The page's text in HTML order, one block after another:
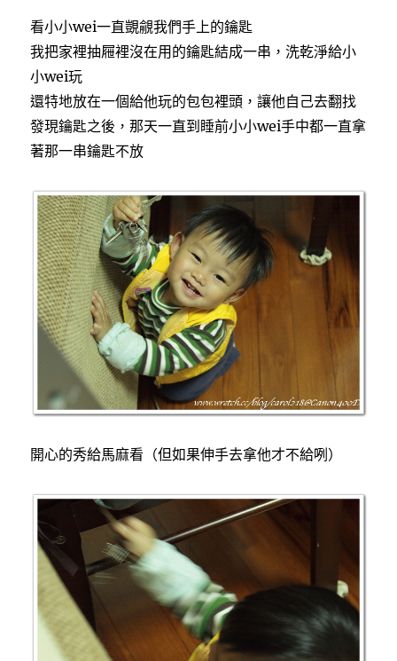
看小小wei一直覬覦我們手上的鑰匙
我把家裡抽屜裡沒在用的鑰匙結成一串，洗乾淨給小
小wei玩
還特地放在一個給他玩的包包裡頭，讓他自己去翻找
發現鑰匙之後，那天一直到睡前小小wei手中都一直拿
著那一串鑰匙不放
開心的秀給馬麻看（但如果伸手去拿他才不給咧）